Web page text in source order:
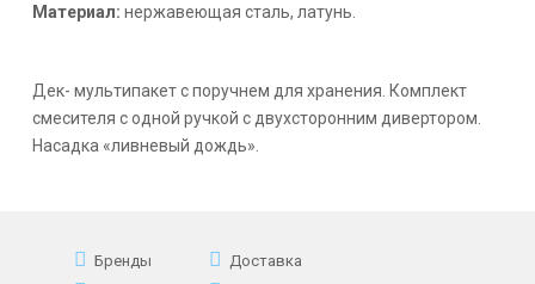
Материал: нержавеющая сталь, латунь.
Дек- мультипакет с поручнем для хранения. Комплект
смесителя с одной ручкой с двухсторонним дивертором.
Насадка «ливневый дождь».
Бренды
Доставка